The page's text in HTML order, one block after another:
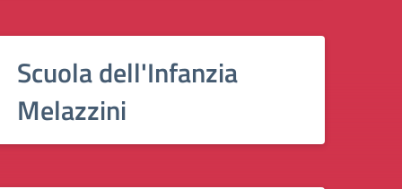
Scuola dell'Infanzia
Melazzini